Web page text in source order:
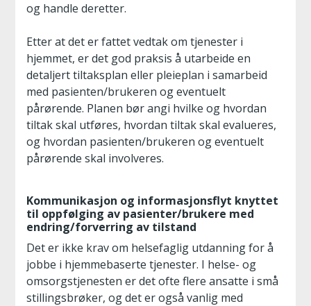
og handle deretter.
Etter at det er fattet vedtak om tjenester i
hjemmet, er det god praksis å utarbeide en
detaljert tiltaksplan eller pleieplan i samarbeid
med pasienten/brukeren og eventuelt
pårørende. Planen bør angi hvilke og hvordan
tiltak skal utføres, hvordan tiltak skal evalueres,
og hvordan pasienten/brukeren og eventuelt
pårørende skal involveres.
Kommunikasjon og informasjonsflyt knyttet
til oppfølging av pasienter/brukere med
endring/forverring av tilstand
Det er ikke krav om helsefaglig utdanning for å
jobbe i hjemmebaserte tjenester. I helse- og
omsorgstjenesten er det ofte flere ansatte i små
stillingsbrøker, og det er også vanlig med